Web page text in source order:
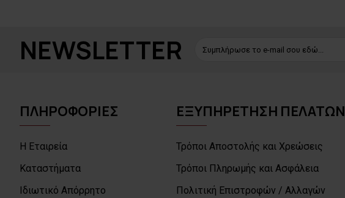
NEWSLETTER
ΠΛΗΡΟΦΟΡΙΕΣ
Η Εταιρεία
Καταστήματα
Ιδιωτικό Απόρρητο
ΕΞΥΠΗΡΕΤΗΣΗ ΠΕΛΑΤΩΝ
Τρόποι Αποστολής και Χρεώσεις
Τρόποι Πληρωμής και Ασφάλεια
Πολιτική Επιστροφών / Αλλαγών